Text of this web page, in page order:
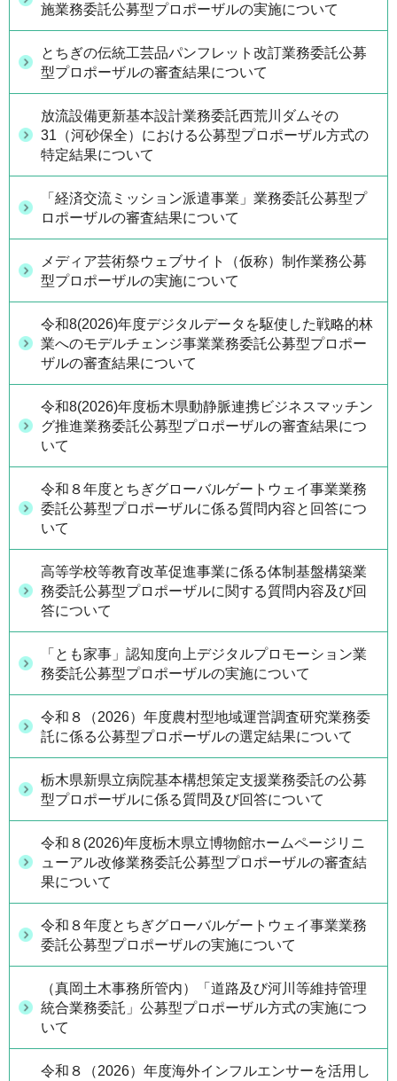
施業務委託公募型プロポーザルの実施について
とちぎの伝統工芸品パンフレット改訂業務委託公募
型プロポーザルの審査結果について
放流設備更新基本設計業務委託西荒川ダムその
31（河砂保全）における公募型プロポーザル方式の
特定結果について
「経済交流ミッション派遣事業」業務委託公募型プ
ロポーザルの審査結果について
メディア芸術祭ウェブサイト（仮称）制作業務公募
型プロポーザルの実施について
令和8(2026)年度デジタルデータを駆使した戦略的林
業へのモデルチェンジ事業業務委託公募型プロポー
ザルの審査結果について
令和8(2026)年度栃木県動静脈連携ビジネスマッチン
グ推進業務委託公募型プロポーザルの審査結果につ
いて
令和８年度とちぎグローバルゲートウェイ事業業務
委託公募型プロポーザルに係る質問内容と回答につ
いて
高等学校等教育改革促進事業に係る体制基盤構築業
務委託公募型プロポーザルに関する質問内容及び回
答について
「とも家事」認知度向上デジタルプロモーション業
務委託公募型プロポーザルの実施について
令和８（2026）年度農村型地域運営調査研究業務委
託に係る公募型プロポーザルの選定結果について
栃木県新県立病院基本構想策定支援業務委託の公募
型プロポーザルに係る質問及び回答について
令和８(2026)年度栃木県立博物館ホームページリニ
ューアル改修業務委託公募型プロポーザルの審査結
果について
令和８年度とちぎグローバルゲートウェイ事業業務
委託公募型プロポーザルの実施について
（真岡土木事務所管内）「道路及び河川等維持管理
統合業務委託」公募型プロポーザル方式の実施につ
いて
令和８（2026）年度海外インフルエンサーを活用し